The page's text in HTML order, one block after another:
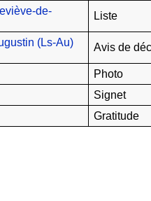
de-
Liste
(Ls-Au)
Avis de
Photo
Signet
Gratitude